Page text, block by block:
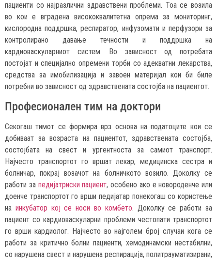
пациенти со најразлични здравствени проблеми. Тоа се возила
во кои е вградена висококвалитетна опрема за мониторинг,
кислородна поддршка, респиратор, инфузомати и перфузори за
контролирано давање течности и поддршка на
кардиоваскуларниот систем. Во зависност од потребата
постојат и специјално опремени торби со адекватни лекарства,
средства за имобилизација и завоен материјал кои би биле
потребни во зависност од здравствената состојба на пациентот.
Професионален тим на доктори
Секогаш тимот се формира врз основа на податоците кои се
добиваат за возраста на пациентот, здравствената состојба,
состојбата на свест и ургентноста за самиот транспорт.
Најчесто транспортот го вршат лекар, медицинска сестра и
болничар, покрај возачот на болничкото возило. Доколку се
работи за педијатриски пациент, особено ако е новороденче или
доенче транспортот го врши педијатар понекогаш со користење
на инкубатор кој се носи во комбето. Доколку се работи за
пациент со кардиоваскуларни проблеми честопати транспортот
го врши кардиолог. Најчесто во најголем број случаи кога се
работи за критично болни пациенти, хемодинамски нестабилни,
со нарушена свест и нарушена респирација, политрауматизирани,